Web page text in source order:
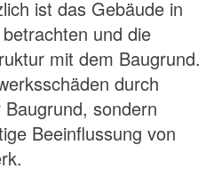
ist das Gebäude in
und die
mit dem Baugrund.
durch
sondern
Beeinflussung von